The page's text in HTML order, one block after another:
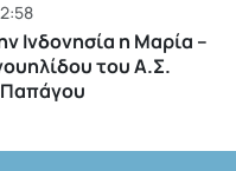
Ινδονησία η Μαρία –
του Α.Σ.